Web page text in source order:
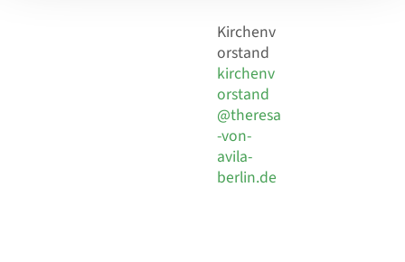
Kirchenv
orstand
kirchenv
orstand
@theresa
-von-
avila-
berlin.de